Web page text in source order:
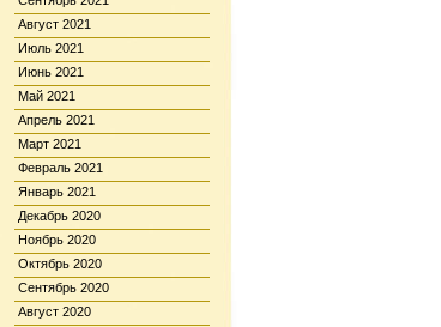
Август 2021
Июль 2021
Июнь 2021
Май 2021
Апрель 2021
Март 2021
Февраль 2021
Январь 2021
Декабрь 2020
Ноябрь 2020
Октябрь 2020
Сентябрь 2020
Август 2020